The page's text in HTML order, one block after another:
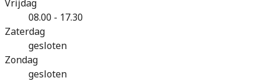
Vrijdag
08.00 - 17.30
Zaterdag
gesloten
Zondag
gesloten